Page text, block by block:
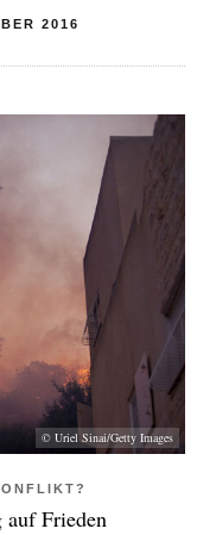
2016
© Uriel Sinai/Getty Images
auf Frieden